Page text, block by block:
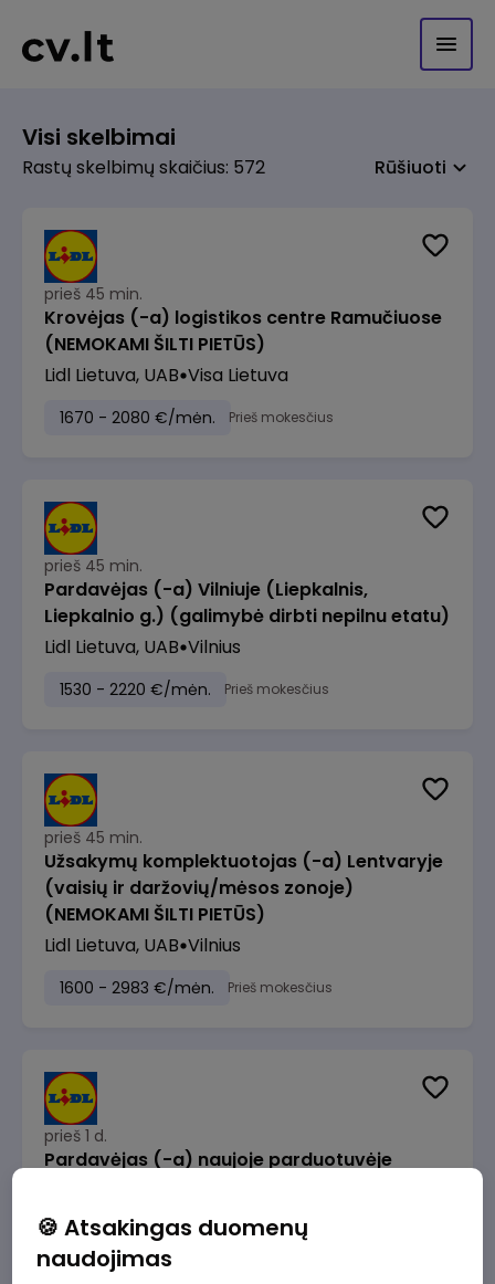
Visi skelbimai
Rastų skelbimų skaičius: 572 Rūšiuoti
prieš 45 min.
Krovėjas (-a) logistikos centre Ramučiuose
(NEMOKAMI ŠILTI PIETŪS)
Lidl Lietuva, UAB Visa Lietuva
1670 - 2080 €/mėn. Prieš mokesčius
prieš 45 min.
Pardavėjas (-a) Vilniuje (Liepkalnis,
Liepkalnio g.) (galimybė dirbti nepilnu etatu)
Lidl Lietuva, UAB Vilnius
1530 - 2220 €/mėn. Prieš mokesčius
prieš 45 min.
Užsakymų komplektuotojas (-a) Lentvaryje
(vaisių ir daržovių/mėsos zonoje)
(NEMOKAMI ŠILTI PIETŪS)
Lidl Lietuva, UAB Vilnius
1600 - 2983 €/mėn. Prieš mokesčius
prieš 1 d.
Pardavėjas (-a) naujoje parduotuvėje
Lidl Lietuva, UAB Pasvalys
1230 - 2035 €/mėn.
🍪 Atsakingas duomenų
naudojimas